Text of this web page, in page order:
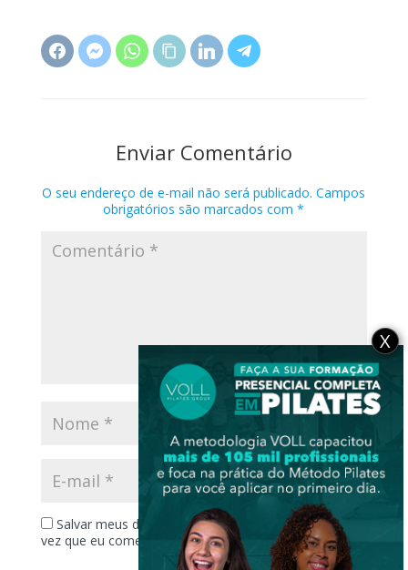
Enviar Comentário
O seu endereço de e-mail não será publicado. Campos
obrigatórios são marcados com*
Salvar meus dados neste navegador para a próxima
vez que eu comentar.
X